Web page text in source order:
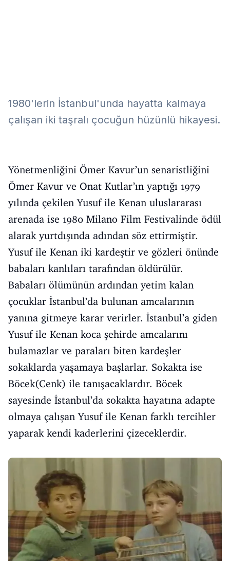
1980'lerin İstanbul'unda hayatta kalmaya
çalışan iki taşralı çocuğun hüzünlü hikayesi.
Yönetmenliğini Ömer Kavur’un senaristliğini
Ömer Kavur ve Onat Kutlar’ın yaptığı 1979
yılında çekilen Yusuf ile Kenan uluslararası
arenada ise 1980 Milano Film Festivalinde ödül
alarak yurtdışında adından söz ettirmiştir.
Yusuf ile Kenan iki kardeştir ve gözleri önünde
babaları kanlıları tarafından öldürülür.
Babaları ölümünün ardından yetim kalan
çocuklar İstanbul’da bulunan amcalarının
yanına gitmeye karar verirler. İstanbul’a giden
Yusuf ile Kenan koca şehirde amcalarını
bulamazlar ve paraları biten kardeşler
sokaklarda yaşamaya başlarlar. Sokakta ise
Böcek(Cenk) ile tanışacaklardır. Böcek
sayesinde İstanbul’da sokakta hayatına adapte
olmaya çalışan Yusuf ile Kenan farklı tercihler
yaparak kendi kaderlerini çizeceklerdir.